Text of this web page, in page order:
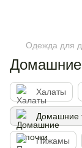
Одежда для
Домашние
Халаты
Домашние
Пижамы